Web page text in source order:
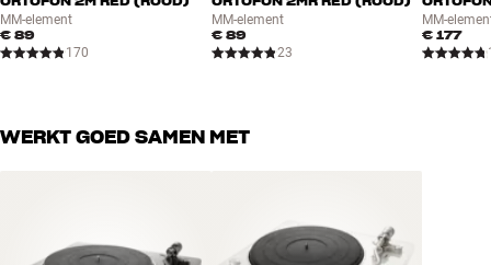
MM-element
€ 89
170
MM-element
€ 89
23
MM-
€ 177
WERKT GOED SAMEN MET